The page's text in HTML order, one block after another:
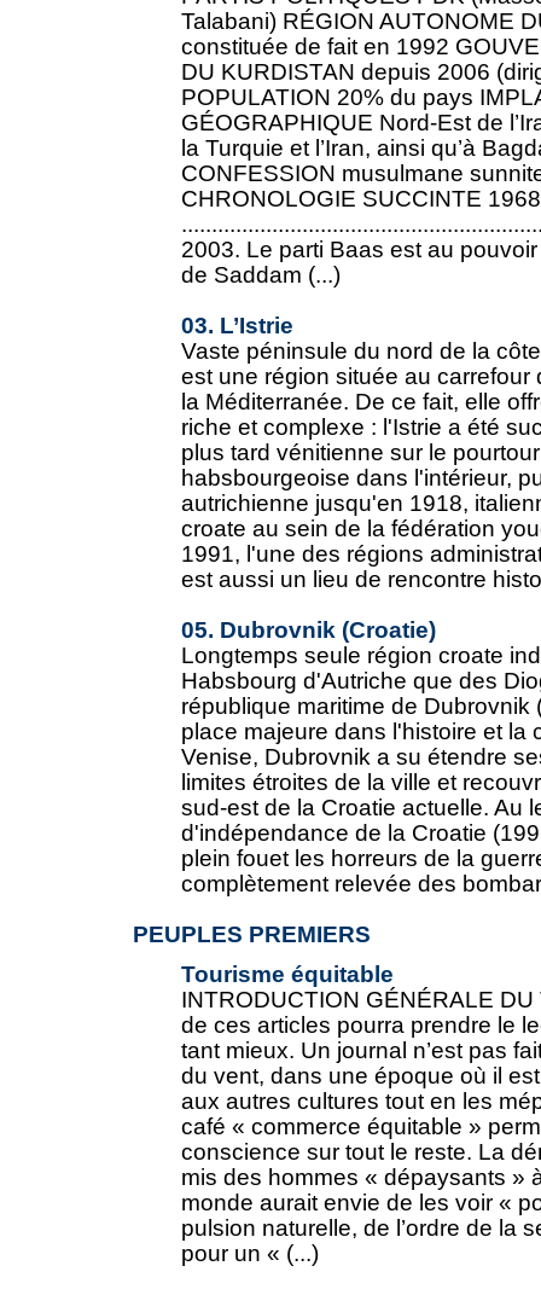
Talabani) RÉGION AUTONOME
constituée de fait en 1992
DU KURDISTAN depuis 2006
POPULATION 20% du pays
GÉOGRAPHIQUE Nord-Est de
la Turquie et l’Iran, ainsi qu’à
CONFESSION musulmane
CHRONOLOGIE SUCCINTE
2003. Le parti Baas est au
de Saddam (...)
03. L’Istrie
Vaste péninsule du nord de la
est une région située au carrefour
la Méditerranée. De ce fait, elle
riche et complexe : l'Istrie a été
plus tard vénitienne sur le
habsbourgeoise dans l'intérieur,
autrichienne jusqu'en 1918,
croate au sein de la fédération
1991, l'une des régions
est aussi un lieu de rencontre
05. Dubrovnik (Croatie)
Longtemps seule région croate
Habsbourg d'Autriche que des
république maritime de
place majeure dans l'histoire et la
Venise, Dubrovnik a su étendre
limites étroites de la ville et
sud-est de la Croatie actuelle. Au
d'indépendance de la Croatie
plein fouet les horreurs de la
complètement relevée des
PEUPLES PREMIERS
Tourisme équitable
INTRODUCTION GÉNÉRALE
de ces articles pourra prendre le
tant mieux. Un journal n’est pas
du vent, dans une époque où il
aux autres cultures tout en les
café « commerce équitable »
conscience sur tout le reste. La
mis des hommes « dépaysants »
monde aurait envie de les voir «
pulsion naturelle, de l’ordre de la
pour un « (...)